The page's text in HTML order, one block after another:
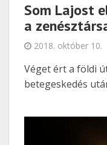
Som Lajost
a
2018. október 10.
Véget ért a földi
betegeskedés